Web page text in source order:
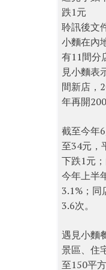
跌1元
聆訊後文
小麵在內
有11間分
見小麵表
間新店，
年再開
截至今年
至34元，
下跌1元
今年上半
3.1%；同
3.6次。
遇見小麵
景區、住
至150平